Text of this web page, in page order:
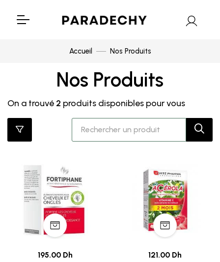
Accueil Nos Produits
Nos Produits
On a trouvé 2 produits disponibles pour vous
195.00 Dh 121.00 Dh